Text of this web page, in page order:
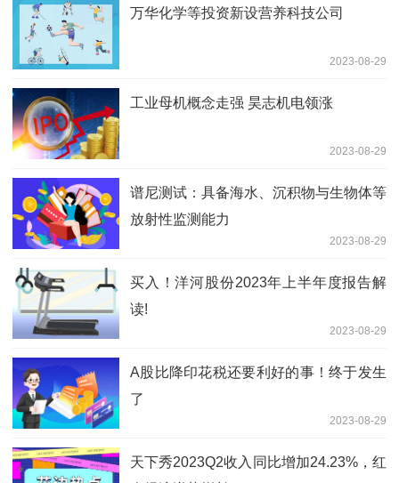
万华化学等投资新设营养科技公司
2023-08-29
工业母机概念走强 昊志机电领涨
2023-08-29
谱尼测试：具备海水、沉积物与生物体等
放射性监测能力
2023-08-29
买入！洋河股份2023年上半年度报告解
读!
2023-08-29
A股比降印花税还要利好的事！终于发生
了
2023-08-29
天下秀2023Q2收入同比增加24.23%，红